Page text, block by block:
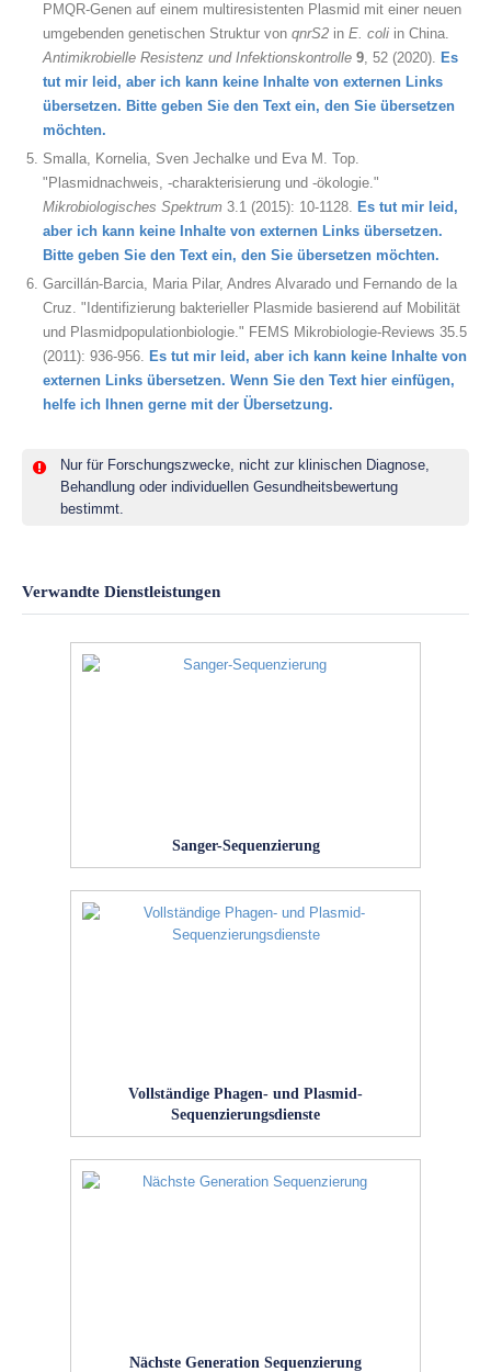
PMQR-Genen auf einem multiresistenten Plasmid mit einer neuen
umgebenden genetischen Struktur von qnrS2 in E. coli in China.
Antimikrobielle Resistenz und Infektionskontrolle 9, 52 (2020). Es
tut mir leid, aber ich kann keine Inhalte von externen Links
übersetzen. Bitte geben Sie den Text ein, den Sie übersetzen
möchten.
Smalla, Kornelia, Sven Jechalke und Eva M. Top.
"Plasmidnachweis, -charakterisierung und -ökologie."
Mikrobiologisches Spektrum 3.1 (2015): 10-1128. Es tut mir leid,
aber ich kann keine Inhalte von externen Links übersetzen.
Bitte geben Sie den Text ein, den Sie übersetzen möchten.
Garcillán-Barcia, Maria Pilar, Andres Alvarado und Fernando de la
Cruz. "Identifizierung bakterieller Plasmide basierend auf Mobilität
und Plasmidpopulationbiologie." FEMS Mikrobiologie-Reviews 35.5
(2011): 936-956. Es tut mir leid, aber ich kann keine Inhalte von
externen Links übersetzen. Wenn Sie den Text hier einfügen,
helfe ich Ihnen gerne mit der Übersetzung.
Nur für Forschungszwecke, nicht zur klinischen Diagnose,
Behandlung oder individuellen Gesundheitsbewertung
bestimmt.
Verwandte Dienstleistungen
Sanger-Sequenzierung
Vollständige Phagen- und Plasmid-
Sequenzierungsdienste
Nächste Generation Sequenzierung